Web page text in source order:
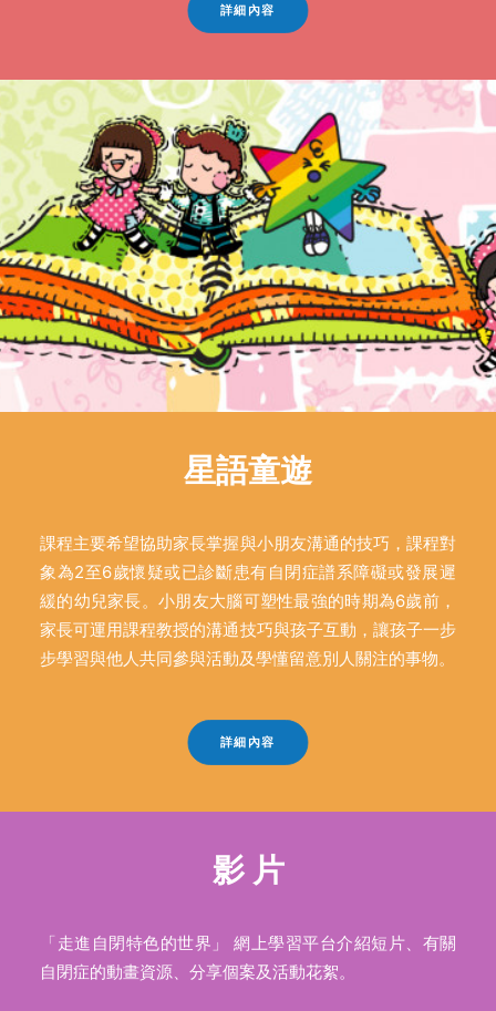
詳細內容
星語童遊
課程主要希望協助家長掌握與小朋友溝通的技巧，課程對
象為2至6歲懷疑或已診斷患有自閉症譜系障礙或發展遲
緩的幼兒家長。小朋友大腦可塑性最強的時期為6歲前，
家長可運用課程教授的溝通技巧與孩子互動，讓孩子一步
步學習與他人共同參與活動及學懂留意別人關注的事物。
詳細內容
影 片
「走進自閉特色的世界」 網上學習平台介紹短片、有關
自閉症的動畫資源、分享個案及活動花絮。